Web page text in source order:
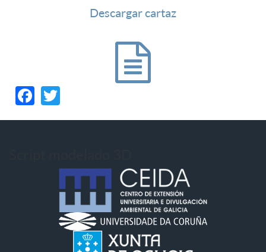
Descargar cartaz
Facebook